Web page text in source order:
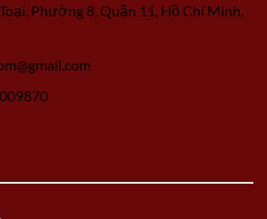
Phường 8, Quận 11, Hồ Chí Minh,